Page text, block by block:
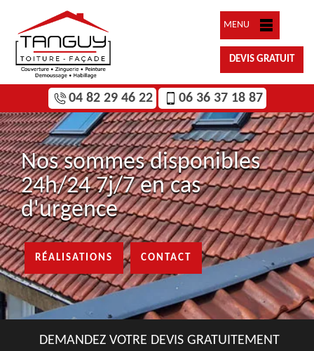
MENU
DEVIS GRATUIT
04 82 29 46 22 06 36 37 18 87
Nos sommes disponibles
24h/24 7j/7 en cas
d'urgence
RÉALISATIONS CONTACT
DEMANDEZ VOTRE DEVIS GRATUITEMENT